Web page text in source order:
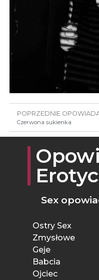
POPRZEDNIE
Czerwona sukienka
Sex
Ostry Sex
Zmysłowe
Geje
Babcia
Ojciec